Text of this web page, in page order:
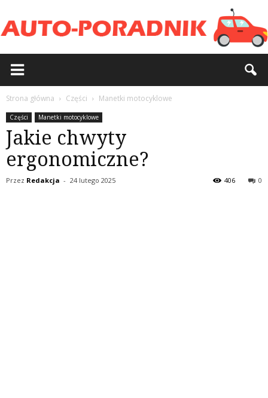
Strona główna Części Manetki motocyklowe
Części Manetki motocyklowe
Jakie chwyty
ergonomiczne?
Przez Redakcja - 24 lutego 2025 0
406